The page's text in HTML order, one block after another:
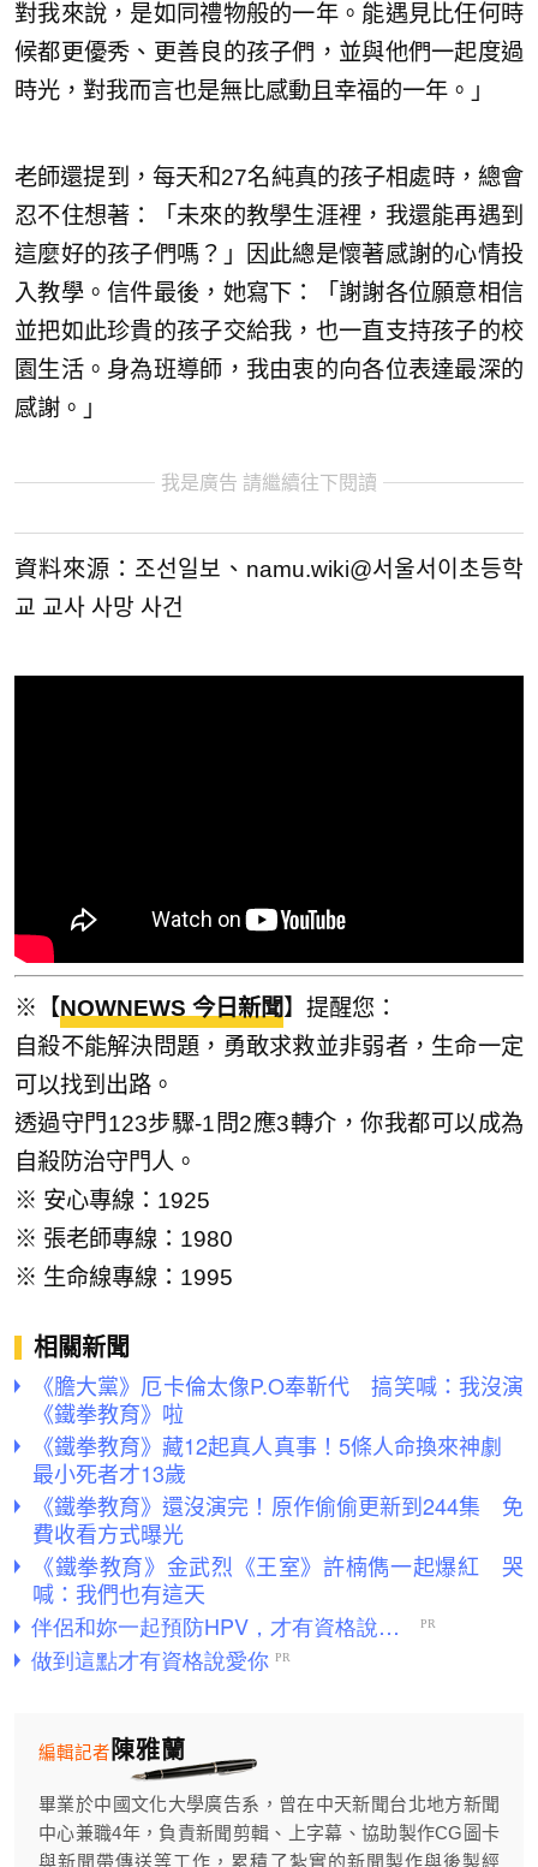
對我來說，是如同禮物般的一年。能遇見比任何時
候都更優秀、更善良的孩子們，並與他們一起度過
時光，對我而言也是無比感動且幸福的一年。」
老師還提到，每天和27名純真的孩子相處時，總會
忍不住想著：「未來的教學生涯裡，我還能再遇到
這麼好的孩子們嗎？」因此總是懷著感謝的心情投
入教學。信件最後，她寫下：「謝謝各位願意相信
並把如此珍貴的孩子交給我，也一直支持孩子的校
園生活。身為班導師，我由衷的向各位表達最深的
感謝。」
我是廣告 請繼續往下閱讀
資料來源：조선일보、namu.wiki@서울서이초등학
교 교사 사망 사건
※【NOWNEWS 今日新聞】提醒您：
自殺不能解決問題，勇敢求救並非弱者，生命一定
可以找到出路。
透過守門123步驟-1問2應3轉介，你我都可以成為
自殺防治守門人。
※ 安心專線：1925
※ 張老師專線：1980
※ 生命線專線：1995
相關新聞
《膽大黨》厄卡倫太像P.O奉靳代 搞笑喊：我沒演
《鐵拳教育》啦
《鐵拳教育》藏12起真人真事！5條人命換來神劇
最小死者才13歲
《鐵拳教育》還沒演完！原作偷偷更新到244集 免
費收看方式曝光
《鐵拳教育》金武烈《王室》許楠儁一起爆紅 哭
喊：我們也有這天
陳雅蘭
編輯記者
畢業於中國文化大學廣告系，曾在中天新聞台北地方新聞
中心兼職4年，負責新聞剪輯、上字幕、協助製作CG圖卡
與新聞帶傳送等工作，累積了紮實的新聞製作與後製經